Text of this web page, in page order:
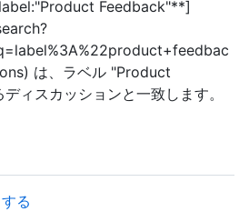
Feedback"**]
は、ラベル "Product
ィスカッションと一致します。
る